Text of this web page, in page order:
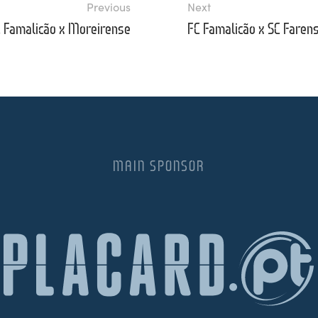
Previous
Famalicão x Moreirense
Next
FC Famalicão x SC
MAIN SPONSOR